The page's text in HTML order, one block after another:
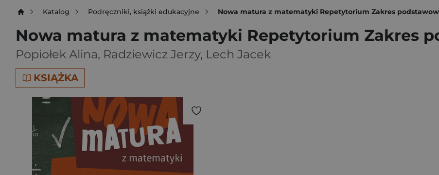
Katalog Podręczniki, książki edukacyjne Nowa matura z matematyki Repetytorium Zakres
Nowa matura z matematyki Repetytorium Zakres
Popiołek Alina, Radziewicz Jerzy, Lech Jacek
KSIĄŻKA